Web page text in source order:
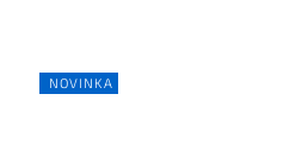
NOVINKA